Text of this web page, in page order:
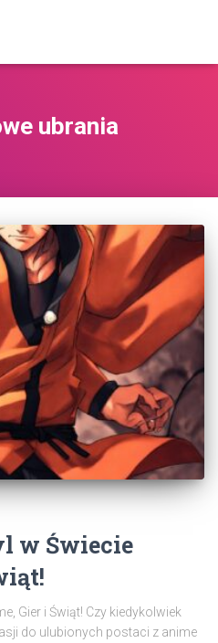
ubrania
w Świecie
Gier i Świąt! Czy kiedykolwiek
do ulubionych postaci z anime